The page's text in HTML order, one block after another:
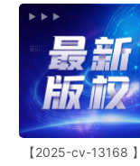
【2025-cv-13168